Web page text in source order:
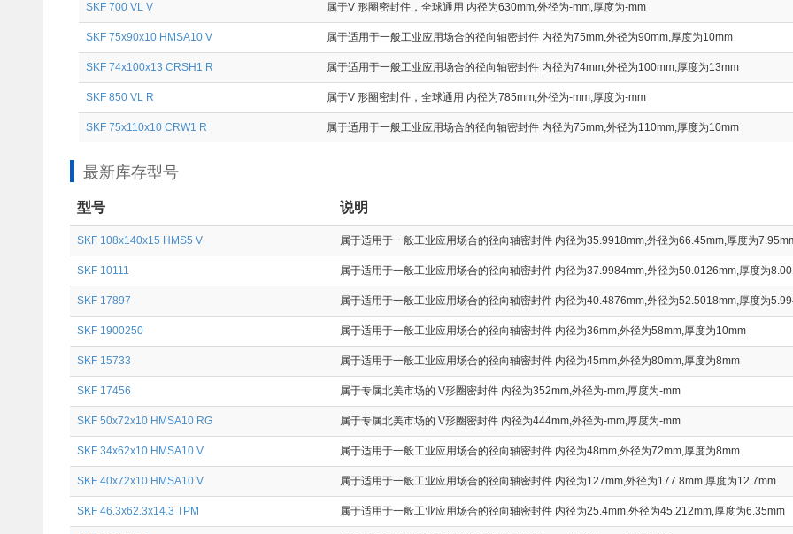
SKF 700 VL V 属于V 形圈密封件，全球通用 内径为630mm,外径为-mm,厚度为-mm
SKF 75x90x10 HMSA10 V 属于适用于一般工业应用场合的径向轴密封件 内径为75mm,外径为90mm,厚度为10mm
SKF 74x100x13 CRSH1 R 属于适用于一般工业应用场合的径向轴密封件 内径为74mm,外径为100mm,厚度为13mm
SKF 850 VL R 属于V 形圈密封件，全球通用 内径为785mm,外径为-mm,厚度为-mm
SKF 75x110x10 CRW1 R 属于适用于一般工业应用场合的径向轴密封件 内径为75mm,外径为110mm,厚度为10mm
最新库存型号
型号 说明
SKF 108x140x15 HMS5 V 属于适用于一般工业应用场合的径向轴密封件 内径为35.9918mm,外径为66.45mm,厚度为
SKF 10111 属于适用于一般工业应用场合的径向轴密封件 内径为37.9984mm,外径为50.0126mm,厚度为
SKF 17897 属于适用于一般工业应用场合的径向轴密封件 内径为40.4876mm,外径为52.5018mm,厚度为
SKF 1900250 属于适用于一般工业应用场合的径向轴密封件 内径为36mm,外径为58mm,厚度为10mm
SKF 15733 属于适用于一般工业应用场合的径向轴密封件 内径为45mm,外径为80mm,厚度为8mm
SKF 17456 属于专属北美市场的 V形圈密封件 内径为352mm,外径为-mm,厚度为-mm
SKF 50x72x10 HMSA10 RG 属于专属北美市场的 V形圈密封件 内径为444mm,外径为-mm,厚度为-mm
SKF 34x62x10 HMSA10 V 属于适用于一般工业应用场合的径向轴密封件 内径为48mm,外径为72mm,厚度为8mm
SKF 40x72x10 HMSA10 V 属于适用于一般工业应用场合的径向轴密封件 内径为127mm,外径为177.8mm,厚度为12.7mm
SKF 46.3x62.3x14.3 TPM 属于适用于一般工业应用场合的径向轴密封件 内径为25.4mm,外径为45.212mm,厚度为6.35mm